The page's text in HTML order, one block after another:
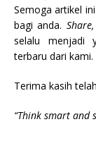
Semoga artikel
bagi anda.
selalu menjadi
terbaru dari kami.
Terima kasih
“Think smart and